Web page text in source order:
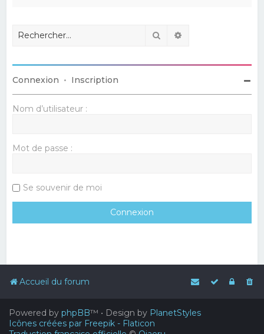
Rechercher
Connexion • Inscription
Nom d’utilisateur :
Mot de passe :
Se souvenir de moi
Accueil du forum
Powered by phpBB™ • Design by PlanetStyles
Icônes créées par Freepik - Flaticon